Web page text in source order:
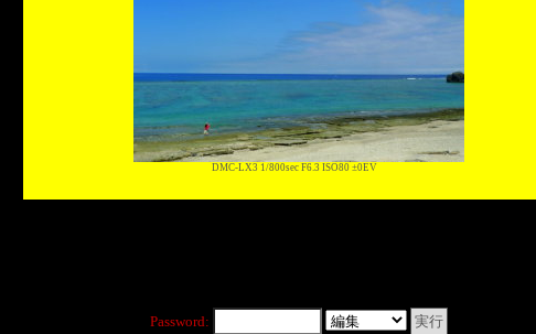
DMC-LX3 1/800sec F6.3 ISO80 ±0EV
Password: